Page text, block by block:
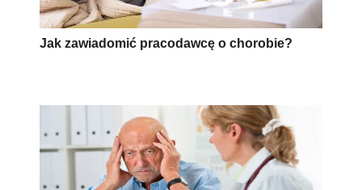
Jak zawiadomić pracodawcę o chorobie?